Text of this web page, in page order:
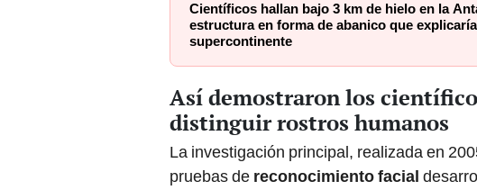
Científicos hallan bajo 3 km de hielo en la
estructura en forma de abanico que
supercontinente
Así demostraron los
distinguir rostros humanos
La investigación principal, realizada en
pruebas de reconocimiento facial